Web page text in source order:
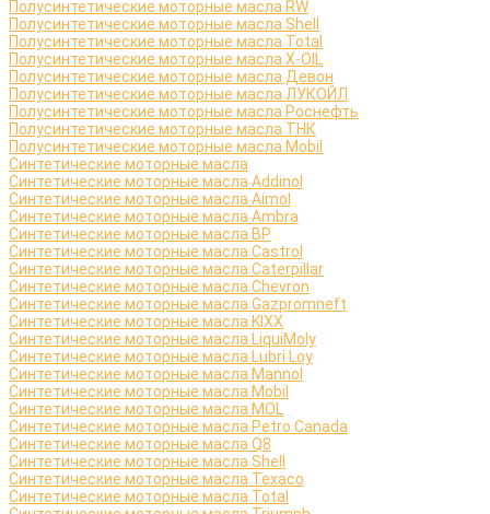
Полусинтетические моторные масла RW
Полусинтетические моторные масла Shell
Полусинтетические моторные масла Total
Полусинтетические моторные масла X-OIL
Полусинтетические моторные масла Девон
Полусинтетические моторные масла ЛУКОЙЛ
Полусинтетические моторные масла Роснефть
Полусинтетические моторные масла ТНК
Полусинтетические моторные масла Mobil
Синтетические моторные масла
Синтетические моторные масла Addinol
Синтетические моторные масла Aimol
Синтетические моторные масла Ambra
Синтетические моторные масла BP
Синтетические моторные масла Castrol
Синтетические моторные масла Caterpillar
Синтетические моторные масла Chevron
Синтетические моторные масла Gazpromneft
Синтетические моторные масла KIXX
Синтетические моторные масла LiquiMoly
Синтетические моторные масла Lubri Loy
Синтетические моторные масла Mannol
Синтетические моторные масла Mobil
Синтетические моторные масла MOL
Синтетические моторные масла Petro Canada
Синтетические моторные масла Q8
Синтетические моторные масла Shell
Синтетические моторные масла Texaco
Синтетические моторные масла Total